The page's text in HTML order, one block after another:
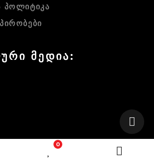
0
ᲞᲝᲚᲘᲢᲘᲙᲐ
მედია:
დაცულია 2026 ©